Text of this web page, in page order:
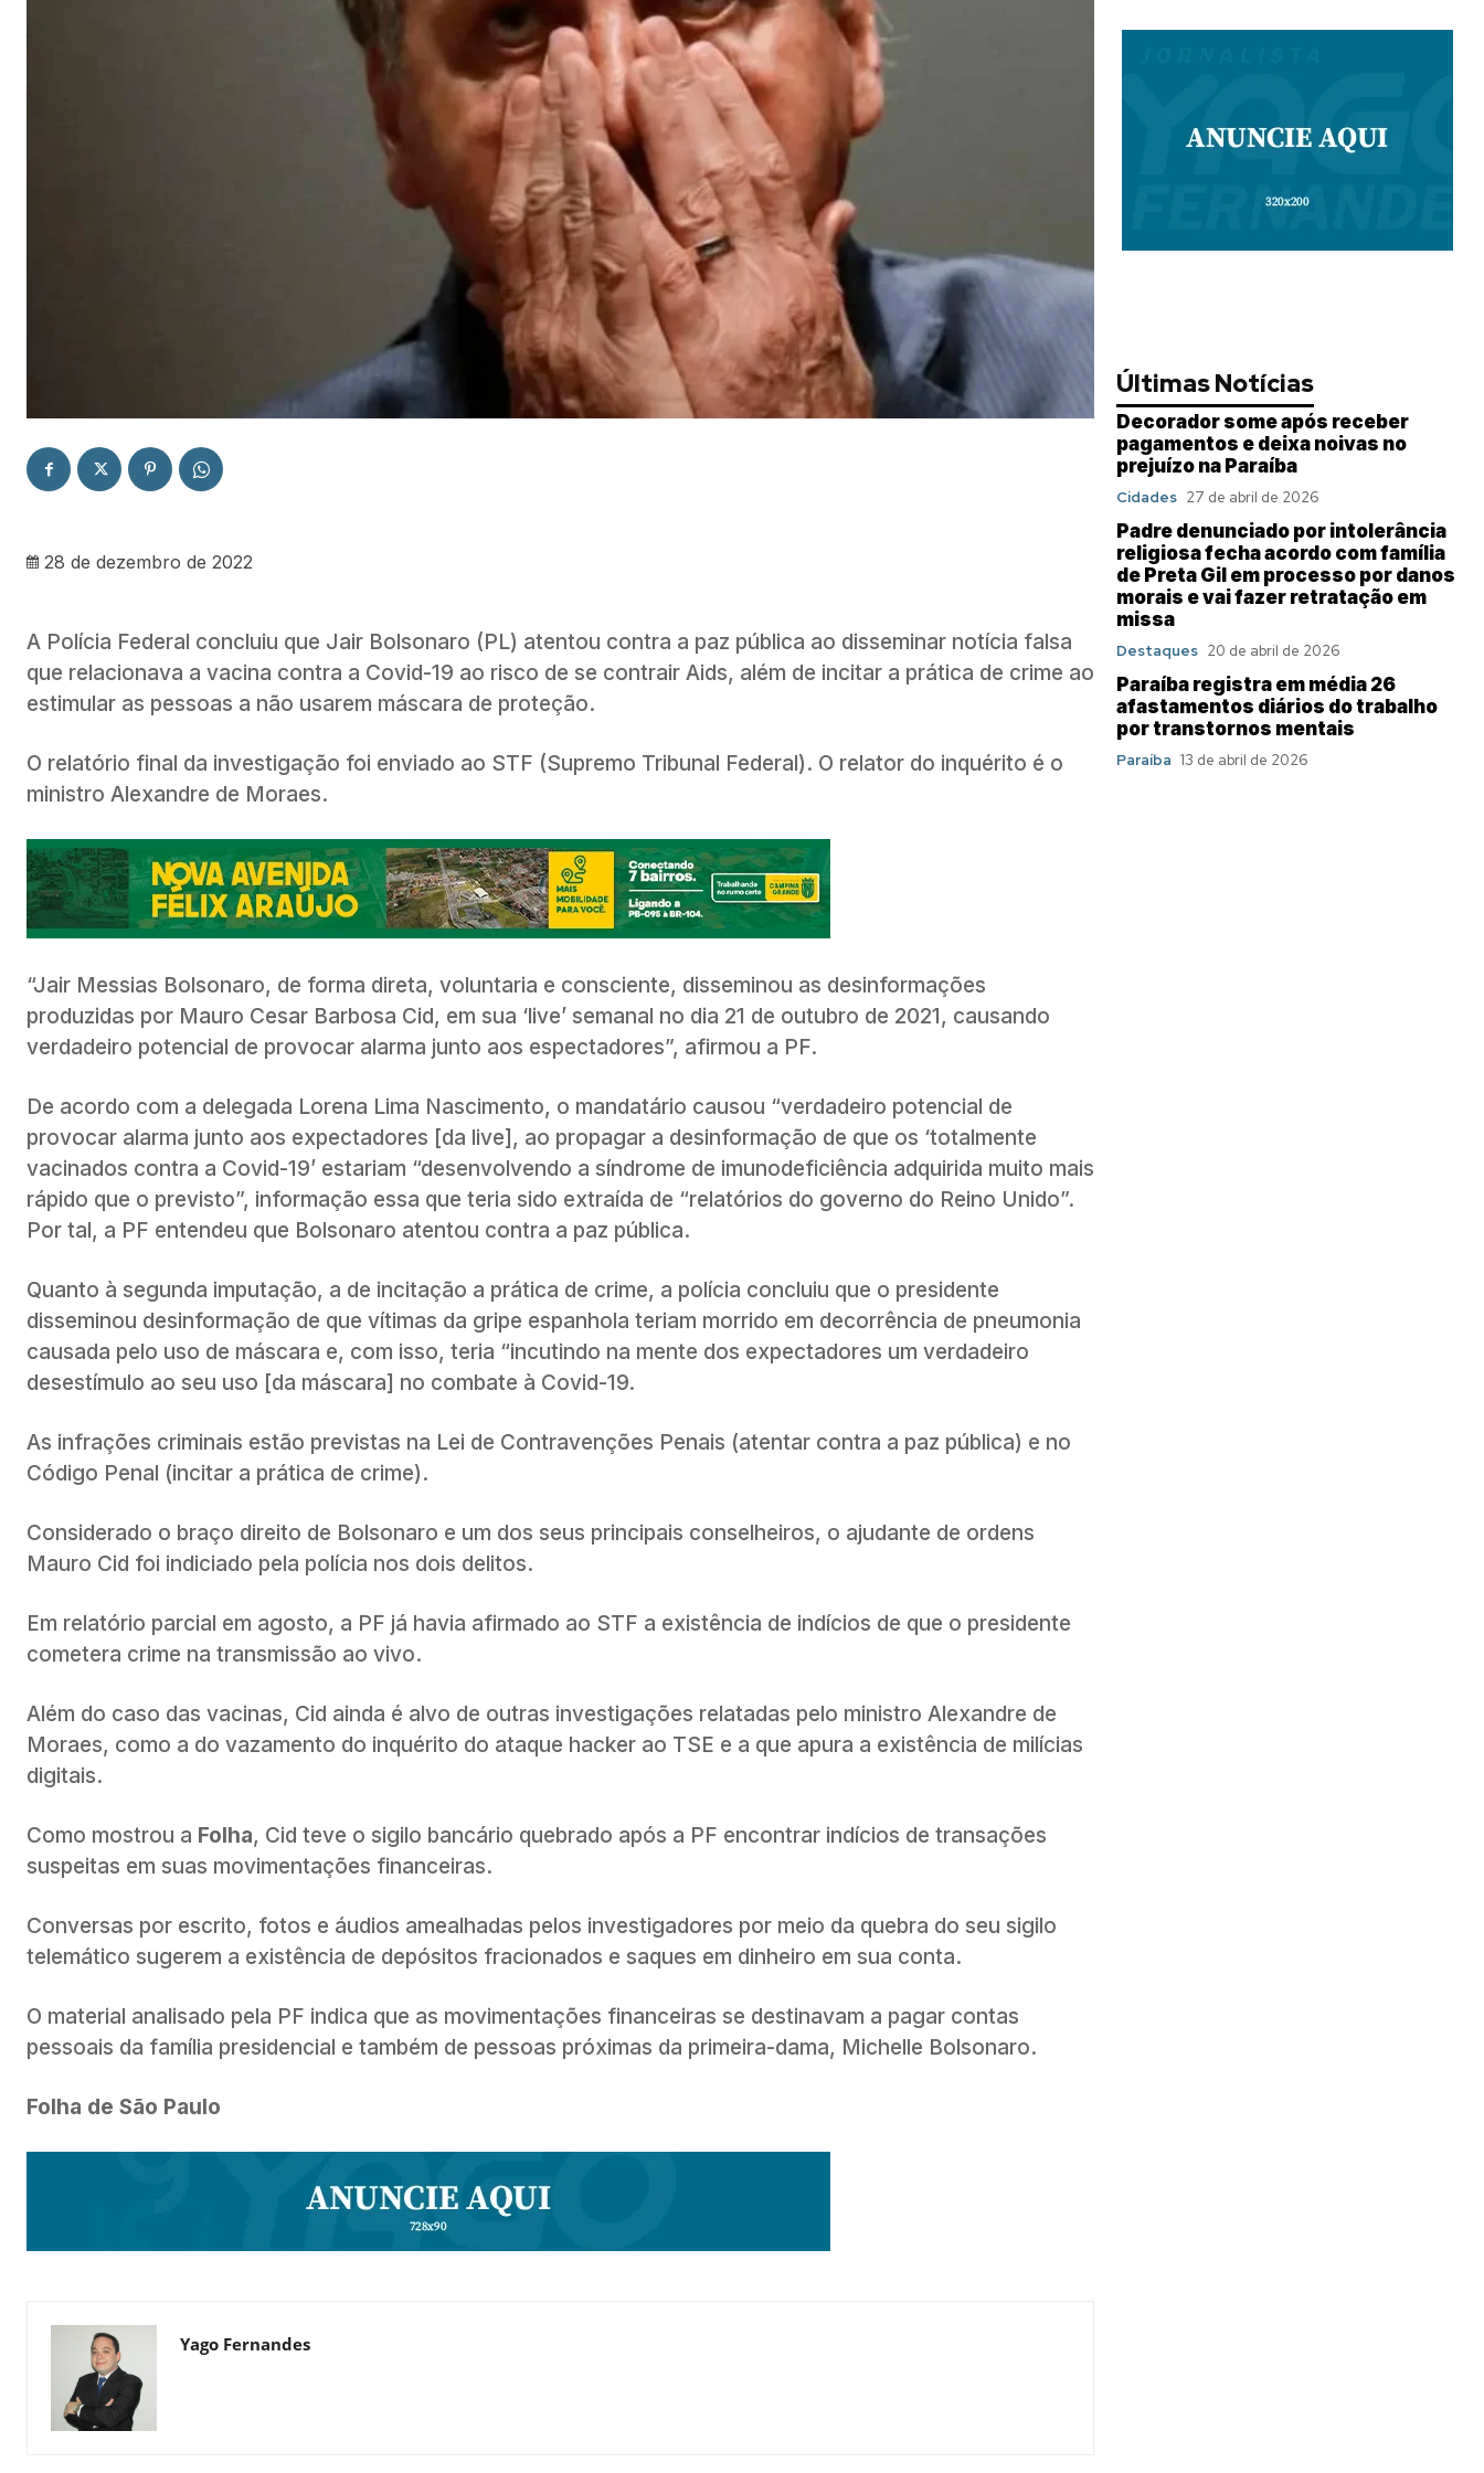
28 de dezembro de 2022
A Polícia Federal concluiu que Jair Bolsonaro (PL) atentou contra a paz pública ao disseminar notícia falsa
que relacionava a vacina contra a Covid-19 ao risco de se contrair Aids, além de incitar a prática de crime ao
estimular as pessoas a não usarem máscara de proteção.
O relatório final da investigação foi enviado ao STF (Supremo Tribunal Federal). O relator do inquérito é o
ministro Alexandre de Moraes.
“Jair Messias Bolsonaro, de forma direta, voluntaria e consciente, disseminou as desinformações
produzidas por Mauro Cesar Barbosa Cid, em sua ‘live’ semanal no dia 21 de outubro de 2021, causando
verdadeiro potencial de provocar alarma junto aos espectadores”, afirmou a PF.
De acordo com a delegada Lorena Lima Nascimento, o mandatário causou “verdadeiro potencial de
provocar alarma junto aos expectadores [da live], ao propagar a desinformação de que os ‘totalmente
vacinados contra a Covid-19’ estariam “desenvolvendo a síndrome de imunodeficiência adquirida muito mais
rápido que o previsto”, informação essa que teria sido extraída de “relatórios do governo do Reino Unido”.
Por tal, a PF entendeu que Bolsonaro atentou contra a paz pública.
Quanto à segunda imputação, a de incitação a prática de crime, a polícia concluiu que o presidente
disseminou desinformação de que vítimas da gripe espanhola teriam morrido em decorrência de pneumonia
causada pelo uso de máscara e, com isso, teria “incutindo na mente dos expectadores um verdadeiro
desestímulo ao seu uso [da máscara] no combate à Covid-19.
As infrações criminais estão previstas na Lei de Contravenções Penais (atentar contra a paz pública) e no
Código Penal (incitar a prática de crime).
Considerado o braço direito de Bolsonaro e um dos seus principais conselheiros, o ajudante de ordens
Mauro Cid foi indiciado pela polícia nos dois delitos.
Em relatório parcial em agosto, a PF já havia afirmado ao STF a existência de indícios de que o presidente
cometera crime na transmissão ao vivo.
Além do caso das vacinas, Cid ainda é alvo de outras investigações relatadas pelo ministro Alexandre de
Moraes, como a do vazamento do inquérito do ataque hacker ao TSE e a que apura a existência de milícias
digitais.
Como mostrou a Folha, Cid teve o sigilo bancário quebrado após a PF encontrar indícios de transações
suspeitas em suas movimentações financeiras.
Conversas por escrito, fotos e áudios amealhadas pelos investigadores por meio da quebra do seu sigilo
telemático sugerem a existência de depósitos fracionados e saques em dinheiro em sua conta.
O material analisado pela PF indica que as movimentações financeiras se destinavam a pagar contas
pessoais da família presidencial e também de pessoas próximas da primeira-dama, Michelle Bolsonaro.
Folha de São Paulo
Yago Fernandes
Últimas Notícias
Decorador some após receber
pagamentos e deixa noivas no
prejuízo na Paraíba
Cidades 27 de abril de 2026
Padre denunciado por intolerância
religiosa fecha acordo com família
de Preta Gil em processo por danos
morais e vai fazer retratação em
missa
Destaques 20 de abril de 2026
Paraíba registra em média 26
afastamentos diários do trabalho
por transtornos mentais
Paraíba 13 de abril de 2026